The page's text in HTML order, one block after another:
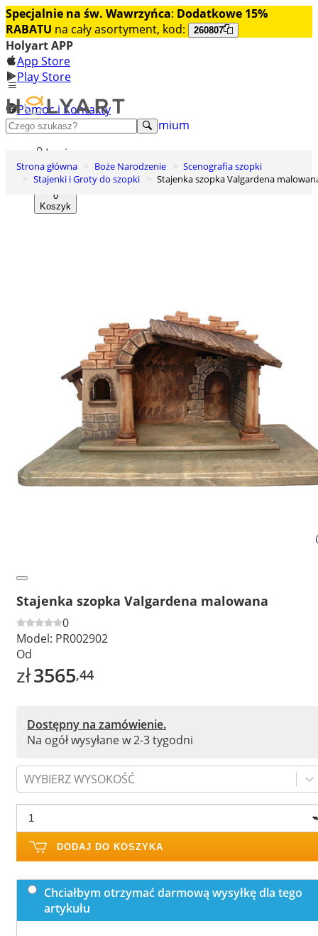
Specjalnie na św. Wawrzyńca: Dodatkowe 15%
RABATU na cały asortyment, kod: 260807
Holyart APP
App Store
Play Store
Pomoc i Kontakty
+48 222 922 860
Odkryj premium
Login
Lista życzeń
0
Koszyk
Strona główna Boże Narodzenie
Scenografia szopki
Stajenki i Groty do szopki
Stajenka szopka Valgardena
Stajenka szopka Valgardena malowana
0
Model: PR002902
Od
zł3565,44
Dostępny na zamówienie.
Na ogół wysyłane w 2-3 tygodni
WYBIERZ WYSOKOŚĆ
DODAJ DO KOSZYKA
Chciałbym otrzymać darmową wysyłkę dla tego
artykułu